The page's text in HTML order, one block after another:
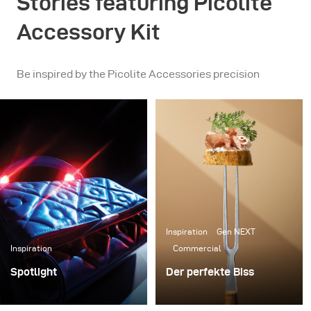
Accessory Kit
Be inspired by the Picolite Accessories precision
Inspiration
Spotlight
Inspiration
Gen NEXT
Commercial
Der perfekte Biss